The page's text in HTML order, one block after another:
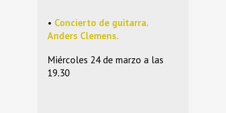
• Concierto de guitarra.
Anders Clemens.
Miércoles 24 de marzo a las
19.30